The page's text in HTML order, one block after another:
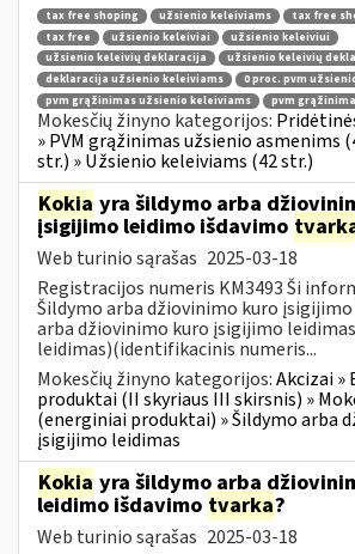
tax free shoping užsienio keleiviams tax free
tax free
užsienio keleiviai
užsienio keleiviui
užsienio keleivių deklaracija
užsienio keleivių
deklaracija užsienio keleiviams
0 proc. pvm
pvm grąžinimas užsienio keleiviams
pvm
Mokesčių žinyno kategorijos:
» PVM grąžinimas užsienio asmenims
str.) » Užsienio keleiviams (42 str.)
Kokia yra šildymo arba
įsigijimo leidimo išdavimo
Web turinio sąrašas 2025-03-18
Registracijos numeris KM3493 Ši
Šildymo arba džiovinimo kuro
arba džiovinimo kuro įsigijimo
leidimas)(identifikacinis numeris...
Mokesčių žinyno kategorijos:Akcizai »
produktai (II skyriaus III skirsnis) »
(energiniai produktai) » Šildymo arba
įsigijimo leidimas
Kokia yra šildymo arba
leidimo išdavimo tvarka?
Web turinio sąrašas 2025-03-18